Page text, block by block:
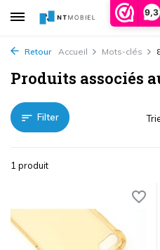
9,3
Retour Accueil Mots-clés
Produits associés
Filter
1 produit